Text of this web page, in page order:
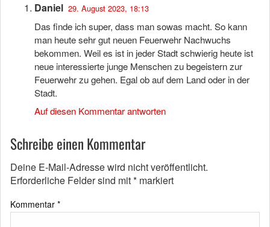
Daniel 29. August 2023, 18:13
Das finde ich super, dass man sowas macht. So kann
man heute sehr gut neuen Feuerwehr Nachwuchs
bekommen. Weil es ist in jeder Stadt schwierig heute ist
neue interessierte junge Menschen zu begeistern zur
Feuerwehr zu gehen. Egal ob auf dem Land oder in der
Stadt.
Auf diesen Kommentar antworten
Schreibe einen Kommentar
Deine E-Mail-Adresse wird nicht veröffentlicht.
Erforderliche Felder sind mit* markiert
Kommentar *